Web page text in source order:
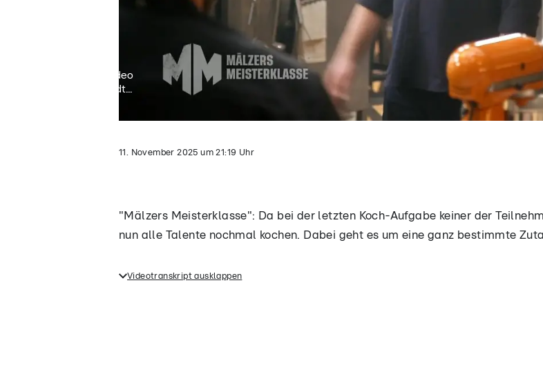
Video
lädt...
11. November 2025 um 21:19 Uhr
"Mälzers Meisterklasse": Da bei der letzten Koch-Aufgabe keiner der
nun alle Talente nochmal kochen. Dabei geht es um eine ganz bestimmte
"Mälzers Meisterklasse": Da bei der letzten Koch-Aufgabe keiner der
Videotranskript ausklappen